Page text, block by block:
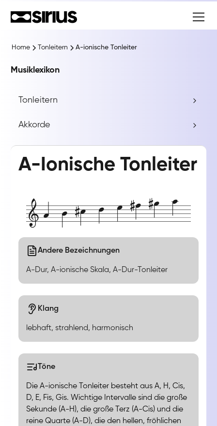
Home Tonleitern A-ionische Tonleiter
Musiklexikon
Tonleitern
Akkorde
A-Ionische Tonleiter
Andere Bezeichnungen
A-Dur, A-ionische Skala, A-Dur-Tonleiter
Klang
lebhaft, strahlend, harmonisch
Töne
Die A-ionische Tonleiter besteht aus A, H, Cis,
D, E, Fis, Gis. Wichtige Intervalle sind die große
Sekunde (A-H), die große Terz (A-Cis) und die
reine Quarte (A-D), die den hellen, fröhlichen